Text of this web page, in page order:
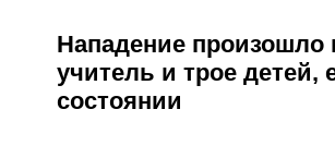
Нападение произошло
учитель и трое детей,
состоянии